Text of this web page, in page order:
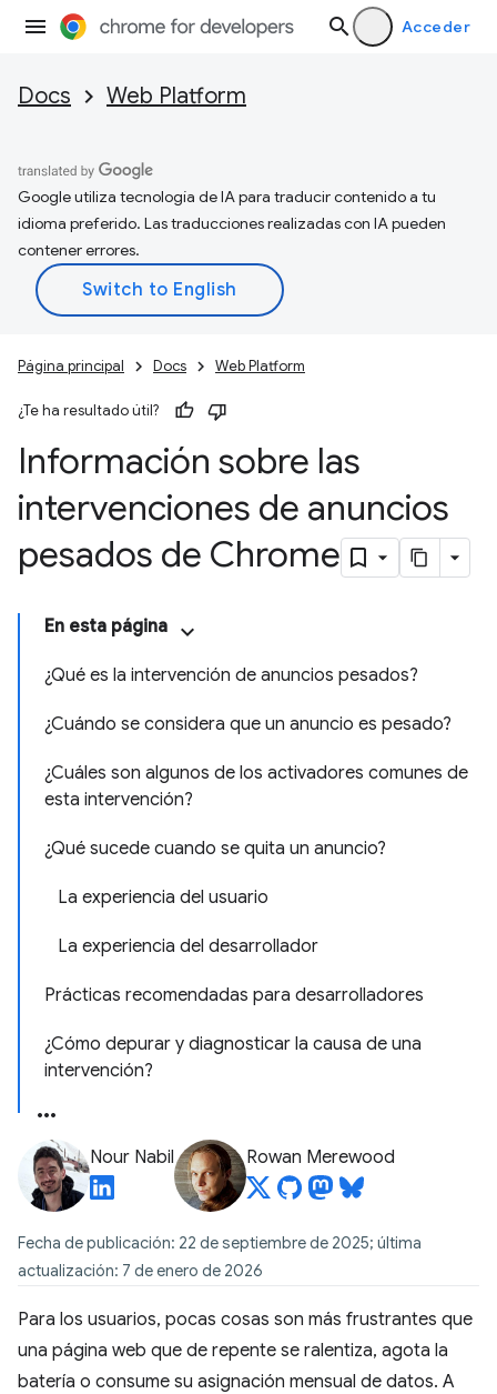
Acceder
Docs Web Platform
Google utiliza tecnología de IA para traducir contenido a tu
idioma preferido. Las traducciones realizadas con IA pueden
contener errores.
Página principal Docs Web Platform
¿Te ha resultado útil?
Información sobre las
intervenciones de anuncios
pesados de Chrome
En esta página
¿Qué es la intervención de anuncios pesados?
¿Cuándo se considera que un anuncio es pesado?
¿Cuáles son algunos de los activadores comunes de
esta intervención?
¿Qué sucede cuando se quita un anuncio?
La experiencia del usuario
La experiencia del desarrollador
Prácticas recomendadas para desarrolladores
¿Cómo depurar y diagnosticar la causa de una
intervención?
Nour Nabil Rowan Merewood
Fecha de publicación: 22 de septiembre de 2025; última
actualización: 7 de enero de 2026
Para los usuarios, pocas cosas son más frustrantes que
una página web que de repente se ralentiza, agota la
batería o consume su asignación mensual de datos. A